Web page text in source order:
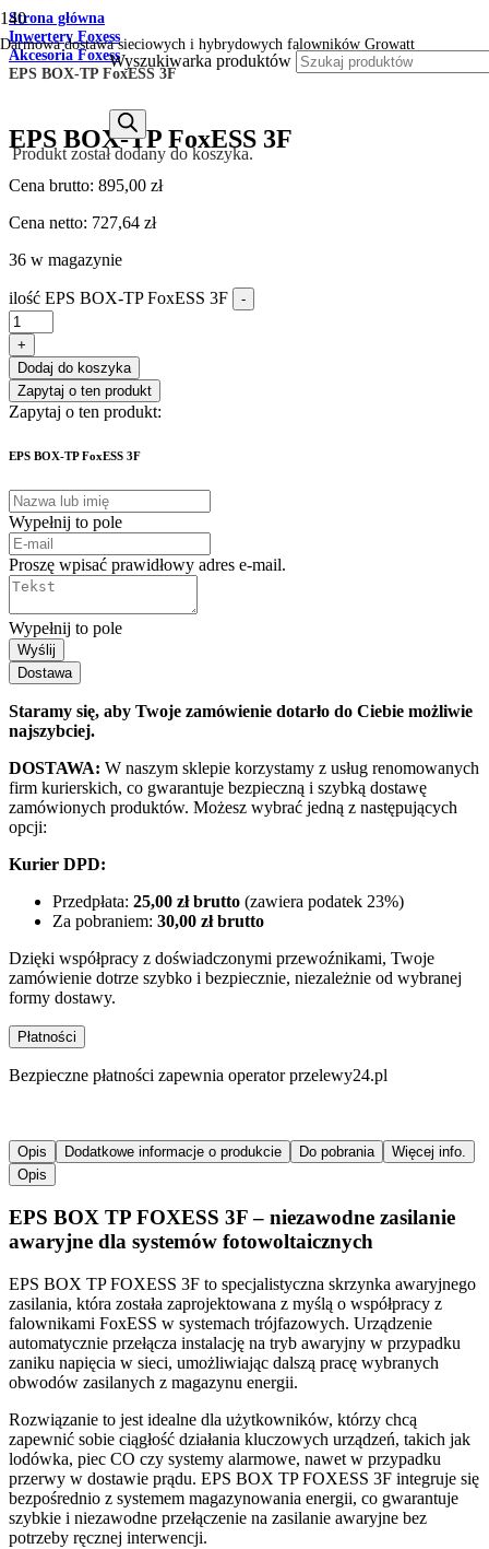
Darmowa dostawa sieciowych i hybrydowych falowników Growatt
Wyszukiwarka produktów
Produktzostał dodany do koszyka.
Strona główna
Inwertery Foxess
Akcesoria Foxess
EPS BOX-TP FoxESS 3F
EPS BOX-TP FoxESS 3F
Cena brutto: 895,00 zł
Cena netto: 727,64 zł
36 w magazynie
ilość EPS BOX-TP FoxESS 3F -
+
Dodaj do koszyka
Zapytaj o ten produkt
Zapytaj o ten produkt:
EPS BOX-TP FoxESS 3F
Wypełnij to pole
Proszę wpisać prawidłowy adres e-mail.
Wypełnij to pole
Wyślij
Dostawa
Staramy się, aby Twoje zamówienie dotarło do Ciebie możliwie
najszybciej.
DOSTAWA: W naszym sklepie korzystamy z usług renomowanych
firm kurierskich, co gwarantuje bezpieczną i szybką dostawę
zamówionych produktów. Możesz wybrać jedną z następujących
opcji:
Kurier DPD:
Przedpłata: 25,00 zł brutto (zawiera podatek 23%)
Za pobraniem: 30,00 zł brutto
Dzięki współpracy z doświadczonymi przewoźnikami, Twoje
zamówienie dotrze szybko i bezpiecznie, niezależnie od wybranej
formy dostawy.
Płatności
Bezpieczne płatności zapewnia operator przelewy24.pl
Opis Dodatkowe informacje o produkcie Do pobrania
Więcej info.
Opis
EPS BOX TP FOXESS 3F – niezawodne zasilanie
awaryjne dla systemów fotowoltaicznych
EPS BOX TP FOXESS 3F to specjalistyczna skrzynka awaryjnego
zasilania, która została zaprojektowana z myślą o współpracy z
falownikami FoxESS w systemach trójfazowych. Urządzenie
automatycznie przełącza instalację na tryb awaryjny w przypadku
zaniku napięcia w sieci, umożliwiając dalszą pracę wybranych
obwodów zasilanych z magazynu energii.
Rozwiązanie to jest idealne dla użytkowników, którzy chcą
zapewnić sobie ciągłość działania kluczowych urządzeń, takich jak
lodówka, piec CO czy systemy alarmowe, nawet w przypadku
przerwy w dostawie prądu. EPS BOX TP FOXESS 3F integruje się
bezpośrednio z systemem magazynowania energii, co gwarantuje
szybkie i niezawodne przełączenie na zasilanie awaryjne bez
potrzeby ręcznej interwencji.